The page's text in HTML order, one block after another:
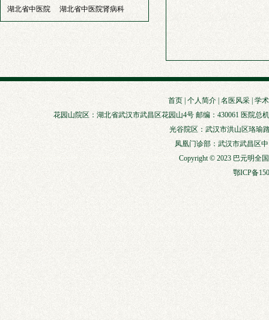
湖北省中医院 湖北省中医院肾病科
首页 个人简介 名医风采 学
花园山院区：湖北省武汉市武昌区花园山4号 邮编：430061 医院总机
光谷院区：武汉市洪山区珞瑜
凤凰门诊部：武汉市武昌区
Copyright © 2023 巴元明全
鄂ICP备